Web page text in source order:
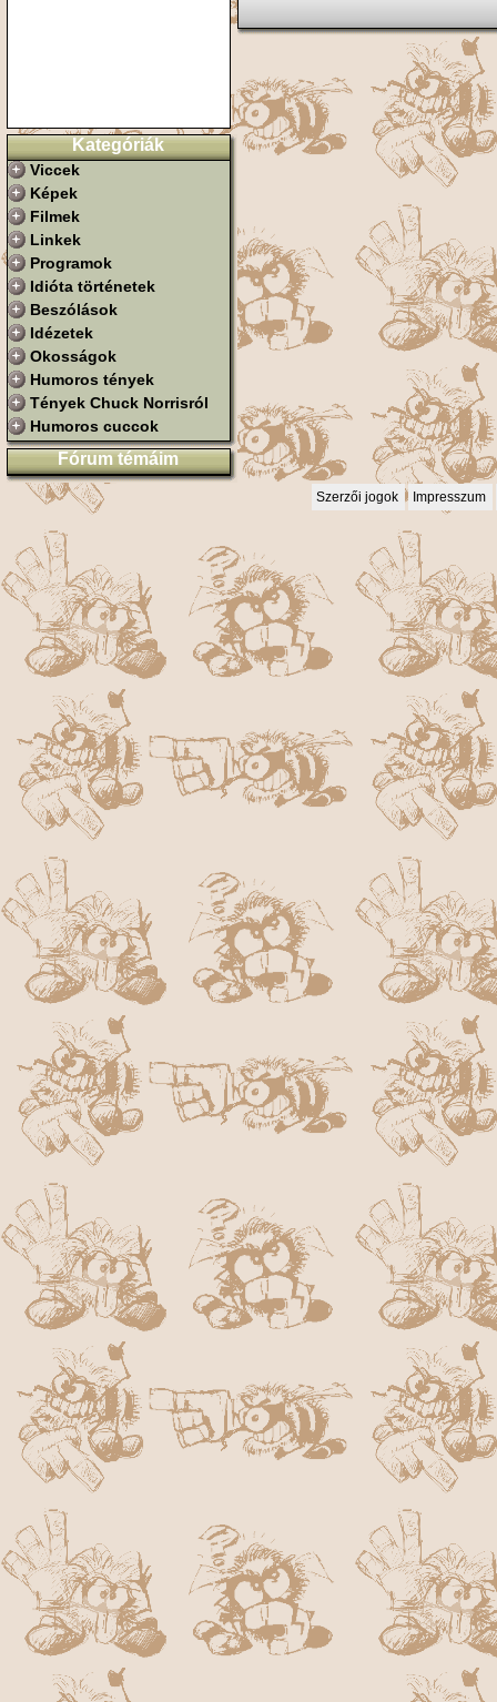
Kategóriák
Viccek
Képek
Filmek
Linkek
Programok
Idióta történetek
Beszólások
Idézetek
Okosságok
Humoros tények
Tények Chuck Norrisról
Humoros cuccok
Fórum témáim
Szerzői jogok Impresszum